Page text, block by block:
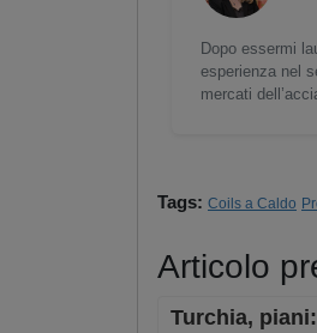
Dopo essermi
esperienza nel
mercati
Tags: Coils a Caldo
Articolo
Turchia,